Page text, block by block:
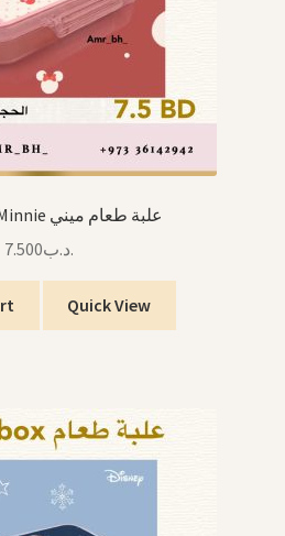
Lunch Box Minnie علبة طعام ميني
.د.ب7.500
Quick View